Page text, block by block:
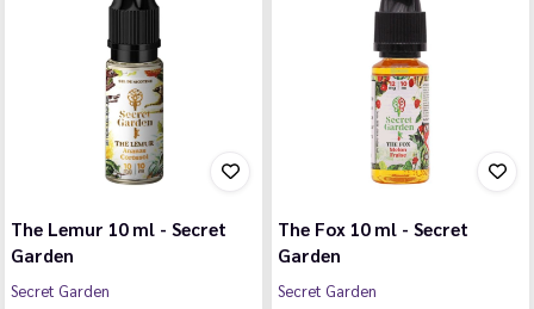
The Lemur 10 ml - Secret
Garden
Secret Garden
The Fox 10 ml - Secret
Garden
Secret Garden